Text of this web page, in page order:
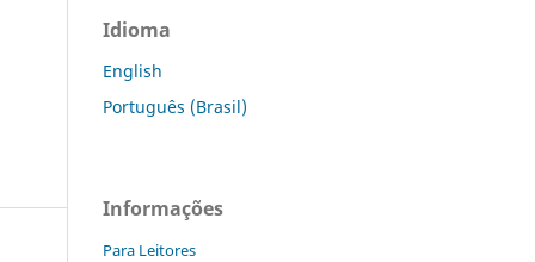
Idioma
English
Português (Brasil)
Informações
Para Leitores